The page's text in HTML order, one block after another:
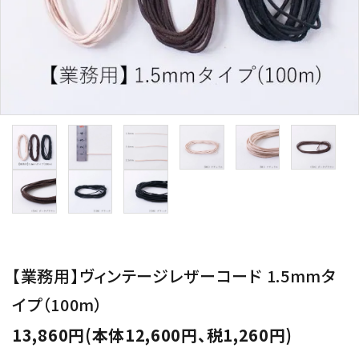
WORKSHOP
お知らせ
SHOP
店舗
CONTACT
お問い合わせ
【業務用】ヴィンテージレザーコード 1.5mmタ
イプ（100m）
13,860円(本体12,600円、税1,260円)